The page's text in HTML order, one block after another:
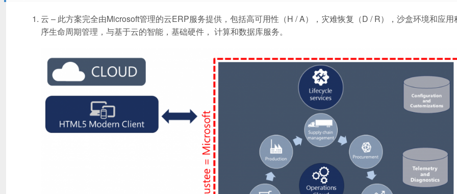
云 – 此方案完全由Microsoft管理的云ERP服务提供，包括高可用性（H / A），灾难恢复（D / R），沙盒环境和应用
序生命周期管理，与基于云的智能，基础硬件， 计算和数据库服务。